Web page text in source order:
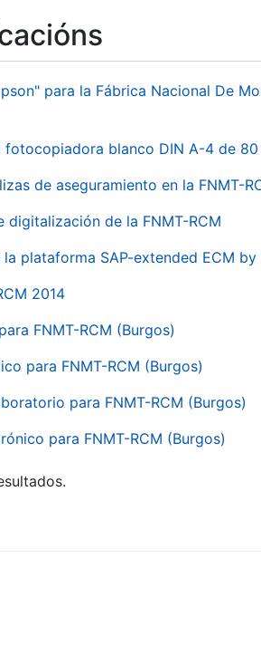
para la Fábrica Nacional De
blanco DIN A-4 de 80
de aseguramiento en la FNMT-
de la FNMT-RCM
plataforma SAP-extended ECM by
2014
FNMT-RCM (Burgos)
para FNMT-RCM (Burgos)
para FNMT-RCM (Burgos)
para FNMT-RCM (Burgos)